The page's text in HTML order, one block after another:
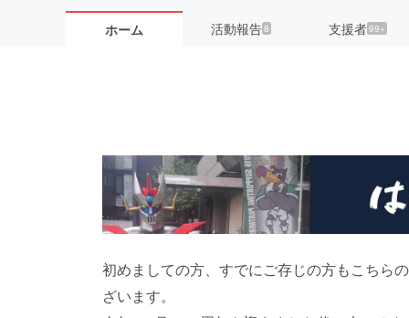
ホーム 活動報告8 支援者99+
初めましての方、すでにご存じの方もこちら
ざいます。